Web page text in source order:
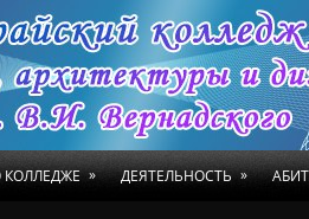
КОЛЛЕДЖЕ » ДЕЯТЕЛЬНОСТЬ »